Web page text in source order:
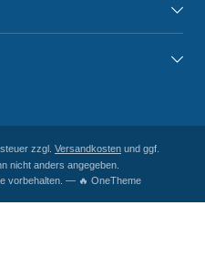
zzgl. Versandkosten und ggf.
nicht anders angegeben.
vorbehalten. — 🔥 OneTheme